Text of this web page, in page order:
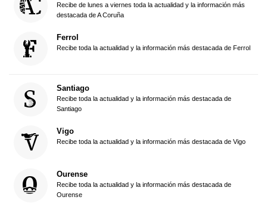
Recibe de lunes a viernes toda la actualidad y la información más
destacada de A Coruña
Ferrol
Recibe toda la actualidad y la información más destacada de Ferrol
Santiago
Recibe toda la actualidad y la información más destacada de
Santiago
Vigo
Recibe toda la actualidad y la información más destacada de Vigo
Ourense
Recibe toda la actualidad y la información más destacada de
Ourense